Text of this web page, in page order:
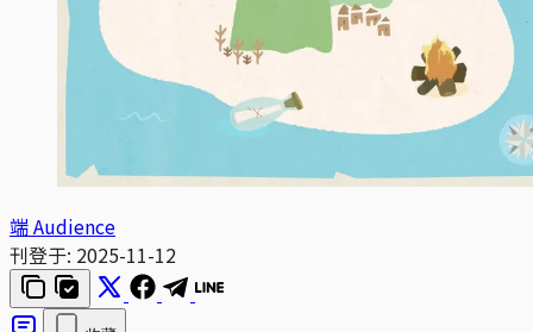
端 Audience
刊登于: 2025-11-12